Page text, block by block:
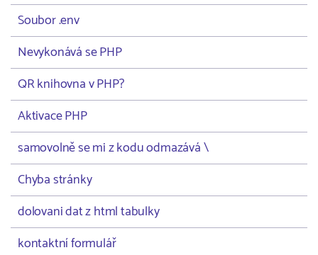
Soubor .env
Nevykonává se PHP
QR knihovna v PHP?
Aktivace PHP
samovolně se mi z kodu odmazává \
Chyba stránky
dolovani dat z html tabulky
kontaktní formulář